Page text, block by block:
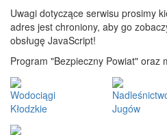
Uwagi dotyczące serwisu prosimy
adres jest chroniony, aby go
obsługę JavaScript!
Program "Bezpieczny Powiat" oraz
Wodociągi
Kłodzkie
Jugów